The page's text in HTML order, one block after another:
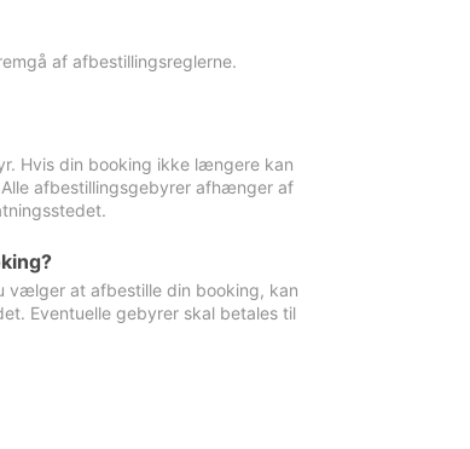
af afbestillingsreglerne.
Hvis din booking ikke længere kan
afbestillingsgebyrer afhænger af
vælger at afbestille din booking, kan
Eventuelle gebyrer skal betales til